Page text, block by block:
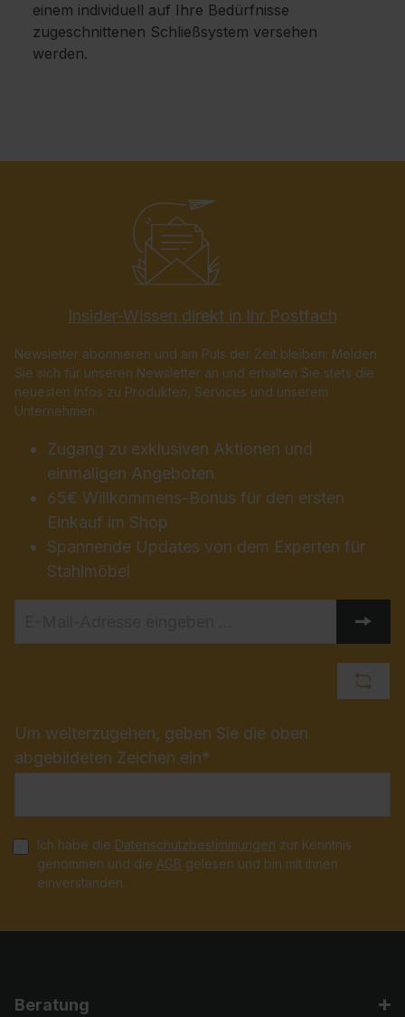
einem individuell auf Ihre Bedürfnisse
zugeschnittenen Schließsystem versehen
werden.
Insider-Wissen direkt in Ihr Postfach
Newsletter abonnieren und am Puls der Zeit bleiben: Melden
Sie sich für unseren Newsletter an und erhalten Sie stets die
neuesten Infos zu Produkten, Services und unserem
Unternehmen.
Zugang zu exklusiven Aktionen und
einmaligen Angeboten
65€ Willkommens-Bonus für den ersten
Einkauf im Shop
Spannende Updates von dem Experten für
Stahlmöbel
Um weiterzugehen, geben Sie die oben
abgebildeten Zeichen ein*
Ich habe die Datenschutzbestimmungen zur Kenntnis
genommen und die AGB gelesen und bin mit ihnen
einverstanden.
Beratung